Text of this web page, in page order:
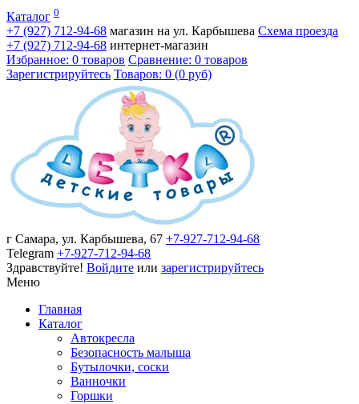
Каталог 0
+7 (927) 712-94-68 магазин на ул. Карбышева Схема проезда
+7 (927) 712-94-68 интернет-магазин
Избранное: 0 товаров Сравнение: 0 товаров
Зарегистрируйтесь Товаров: 0 (0 руб)
г Самара, ул. Карбышева, 67 +7-927-712-94-68
Telegram +7-927-712-94-68
Здравствуйте! Войдите или зарегистрируйтесь
Меню
Главная
Каталог
Автокресла
Безопасность малыша
Бутылочки, соски
Ванночки
Горшки